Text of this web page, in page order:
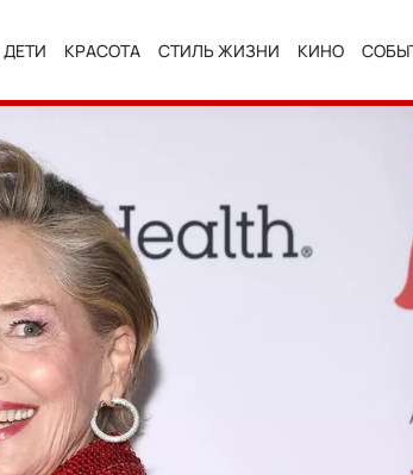
ДЕТИ КРАСОТА СТИЛЬ ЖИЗНИ КИНО